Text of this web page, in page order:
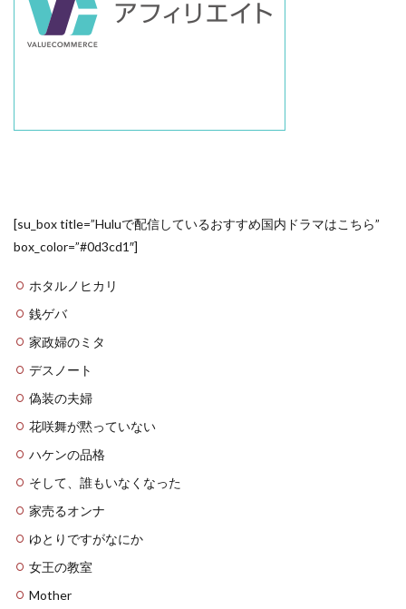
[su_box title=”Huluで配信しているおすすめ国内ドラマはこちら”
box_color=”#0d3cd1″]
ホタルノヒカリ
銭ゲバ
家政婦のミタ
デスノート
偽装の夫婦
花咲舞が黙っていない
ハケンの品格
そして、誰もいなくなった
家売るオンナ
ゆとりですがなにか
女王の教室
Mother